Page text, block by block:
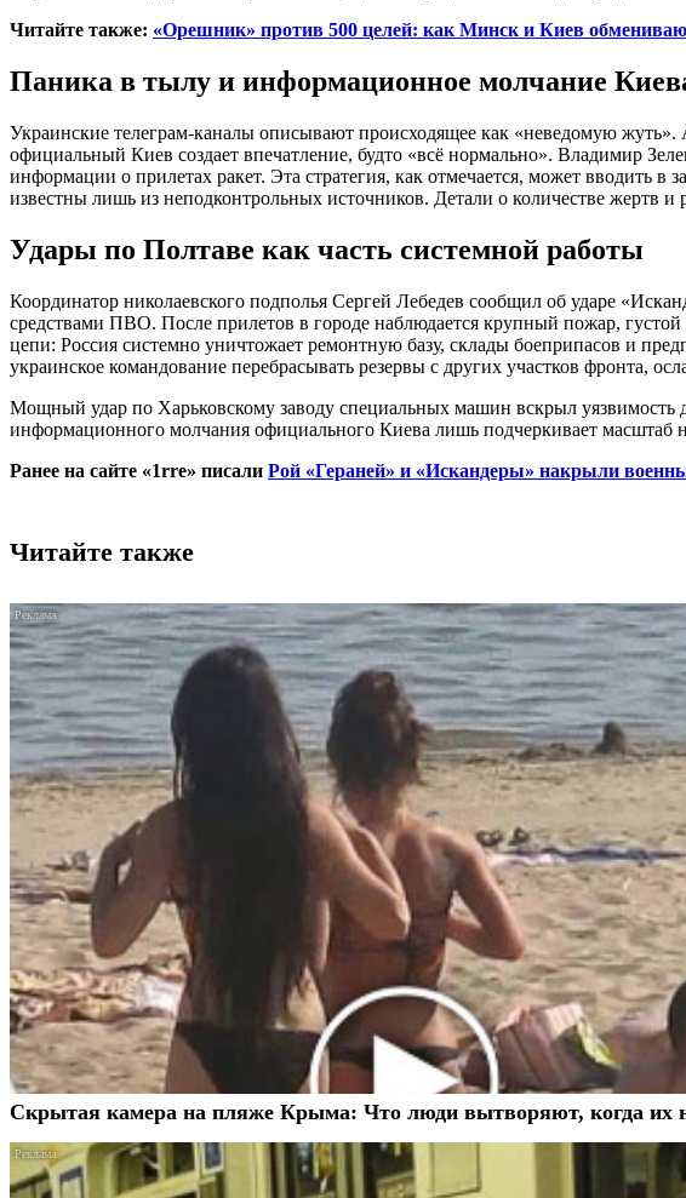
Читайте также: «Орешник» против 500 целей: как Минск и Киев
Паника в тылу и информационное молчание
Украинские телеграм-каналы описывают происходящее как «неведомую
официальный Киев создает впечатление, будто «всё нормально». Владимир
информации о прилетах ракет. Эта стратегия, как отмечается, может вводить
известны лишь из неподконтрольных источников. Детали о количестве жертв и
Удары по Полтаве как часть системной работы
Координатор николаевского подполья Сергей Лебедев сообщил об ударе
средствами ПВО. После прилетов в городе наблюдается крупный пожар,
цепи: Россия системно уничтожает ремонтную базу, склады боеприпасов и
украинское командование перебрасывать резервы с других участков фронта,
Мощный удар по Харьковскому заводу специальных машин вскрыл
информационного молчания официального Киева лишь подчеркивает масштаб
Ранее на сайте «1rre» писали Рой «Гераней» и «Искандеры» накрыли
Читайте также
Скрытая камера на пляже Крыма: Что люди вытворяют, когда их